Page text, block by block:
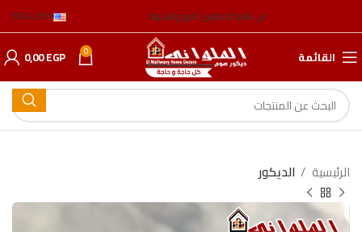
عن الشركةعناوين الفروعالمدونة ENGLISH
القائمة 0
0,00EGP
الرئيسية الدیكور